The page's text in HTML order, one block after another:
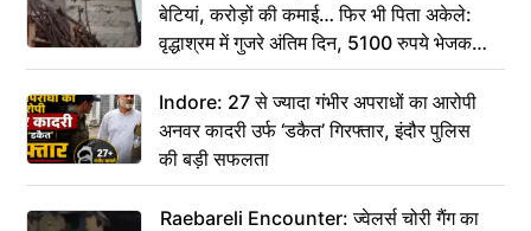
बेटियां, करोड़ों की कमाई… फिर भी पिता अकेले:
वृद्धाश्रम में गुजरे अंतिम दिन, 5100 रुपये भेजकर
कहा– अंतिम संस्कार कर दीजिए हम नहीं आ पाएंगे
Indore: 27 से ज्यादा गंभीर अपराधों का आरोपी
अनवर कादरी उर्फ ‘डकैत’ गिरफ्तार, इंदौर पुलिस
की बड़ी सफलता
Raebareli Encounter: ज्वेलर्स चोरी गैंग का